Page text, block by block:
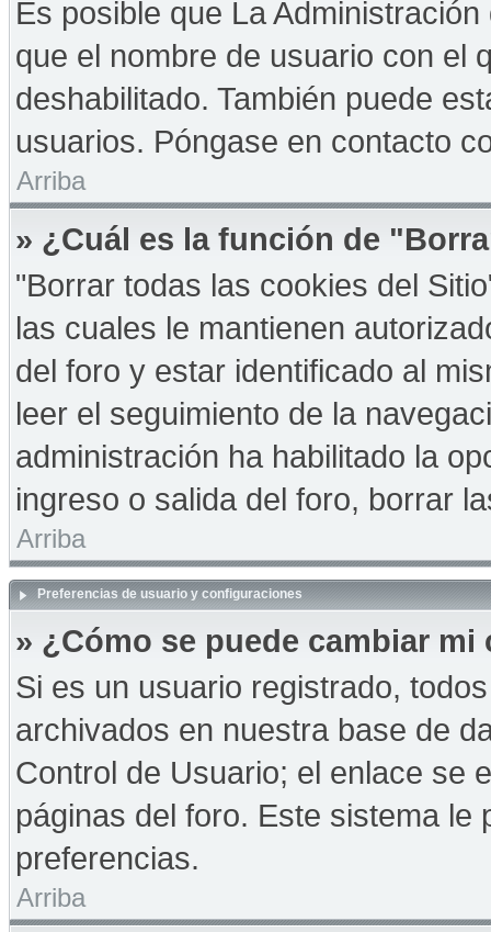
Es posible que La
que el nombre de usuario con el
deshabilitado. También puede
usuarios. Póngase en contacto
Arriba
» ¿Cuál es la función de
"Borrar todas las cookies del
las cuales le mantienen
del foro y estar identificado al
leer el seguimiento de la
administración ha habilitado la
ingreso o salida del foro, borrar
Arriba
Preferencias de usuario y configuraciones
» ¿Cómo se puede cambiar
Si es un usuario registrado,
archivados en nuestra base de
Control de Usuario; el enlace se
páginas del foro. Este sistema
preferencias.
Arriba